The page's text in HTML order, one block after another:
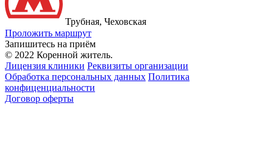
Трубная, Чеховская
Проложить маршрут
Запишитесь на приём
© 2022 Коренной житель.
Лицензия клиники Реквизиты организации
Обработка персональных данных Политика
конфиценциальности
Договор оферты